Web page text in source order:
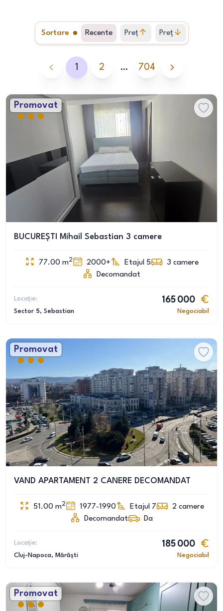
Sortare Recente Preț
crescător
Preț
descrescător
1 2 … 704
Promovat
BUCUREȘTI Mihail Sebastian 3 camere
77.00 m2 2000+ Etajul 5 3 camere
Decomandat
Locație:
Sector 5, Sebastian
165 000
Negociabil
Promovat
VAND APARTAMENT 2 CANERE DECOMANDAT
51.00 m2 1977-1990 Etajul 7 2 camere
Decomandat
Da
Locație:
Cluj-Napoca, Mărăști
185 000
Negociabil
Promovat